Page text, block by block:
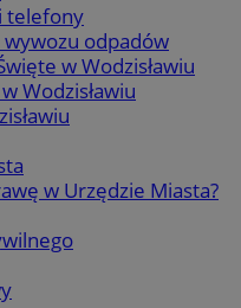
telefony
odpadów
w Wodzisławiu
Wodzisławiu
w Urzędzie Miasta?